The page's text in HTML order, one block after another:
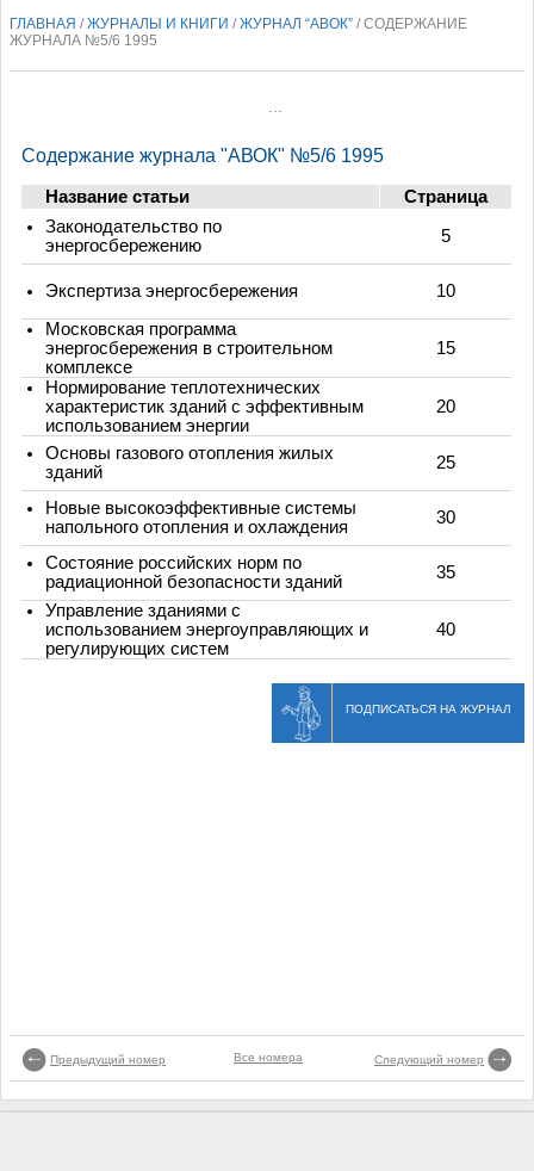
ГЛАВНАЯ /ЖУРНАЛЫ И КНИГИ /ЖУРНАЛ “АВОК” / СОДЕРЖАНИЕ
ЖУРНАЛА №5/6 1995
Содержание журнала "АВОК" №5/6 1995
Название статьи
Страница
Законодательство по
энергосбережению
5
Экспертиза энергосбережения
10
Московская программа
энергосбережения в строительном
комплексе
15
Нормирование теплотехнических
характеристик зданий с эффективным
использованием энергии
20
Основы газового отопления жилых
зданий
25
Новые высокоэффективные системы
напольного отопления и охлаждения
30
Состояние российских норм по
радиационной безопасности зданий
35
Управление зданиями с
использованием энергоуправляющих и
регулирующих систем
40
ПОДПИСАТЬСЯ НА ЖУРНАЛ
Предыдущий номер Все номера Следующий номер